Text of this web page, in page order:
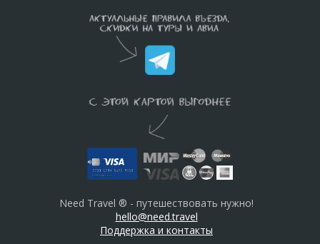
Need Travel ® - путешествовать нужно!
hello@need.travel
Поддержка и контакты